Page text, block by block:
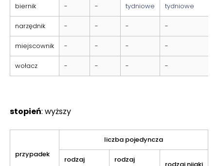
biernik - - tydniowe tydniowe
narzędnik - - - -
miejscownik - - - -
wołacz - - - -
stopień: wyższy
przypadek
liczba pojedyncza
rodzaj
rodzaj